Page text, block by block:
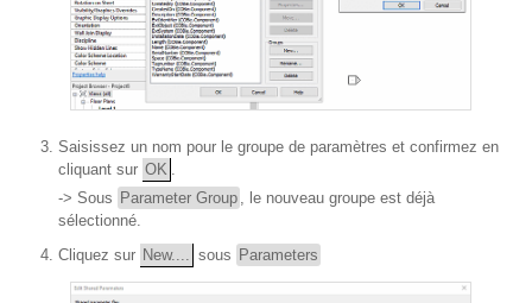
Saisissez un nom pour le groupe de paramètres et confirmez en
cliquant sur OK .
-> Sous Parameter Group , le nouveau groupe est déjà
sélectionné.
Cliquez sur New.... sous Parameters